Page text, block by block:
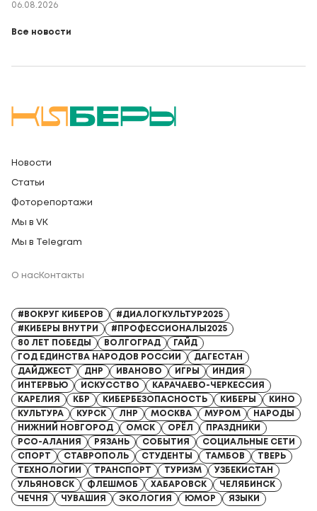
06.08.2026
Все новости
Новости
Статьи
Фоторепортажи
Мы в VK
Мы в Telegram
О насКонтакты
#ВОКРУГ КИБЕРОВ
#ДИАЛОГКУЛЬТУР2025
#КИБЕРЫ ВНУТРИ
#ПРОФЕССИОНАЛЫ2025
80 ЛЕТ ПОБЕДЫ
ВОЛГОГРАД
ГАЙД
ГОД ЕДИНСТВА НАРОДОВ РОССИИ
ДАГЕСТАН
ДАЙДЖЕСТ
ДНР ИВАНОВО ИГРЫ
ИНДИЯ
ИНТЕРВЬЮ
ИСКУССТВО
КАРАЧАЕВО-ЧЕРКЕССИЯ
КАРЕЛИЯ
КБР КИБЕРБЕЗОПАСНОСТЬ КИБЕРЫ
КИНО
КУЛЬТУРА
КУРСК ЛНР МОСКВА МУРОМ
НАРОДЫ
НИЖНИЙ НОВГОРОД
ОМСК ОРЁЛ
ПРАЗДНИКИ
РСО-АЛАНИЯ
РЯЗАНЬ СОБЫТИЯ
СОЦИАЛЬНЫЕ СЕТИ
СПОРТ
СТАВРОПОЛЬ СТУДЕНТЫ ТАМБОВ
ТВЕРЬ
ТЕХНОЛОГИИ
ТРАНСПОРТ ТУРИЗМ
УЗБЕКИСТАН
УЛЬЯНОВСК
ФЛЕШМОБ ХАБАРОВСК
ЧЕЛЯБИНСК
ЧЕЧНЯ
ЧУВАШИЯ ЭКОЛОГИЯ ЮМОР ЯЗЫКИ